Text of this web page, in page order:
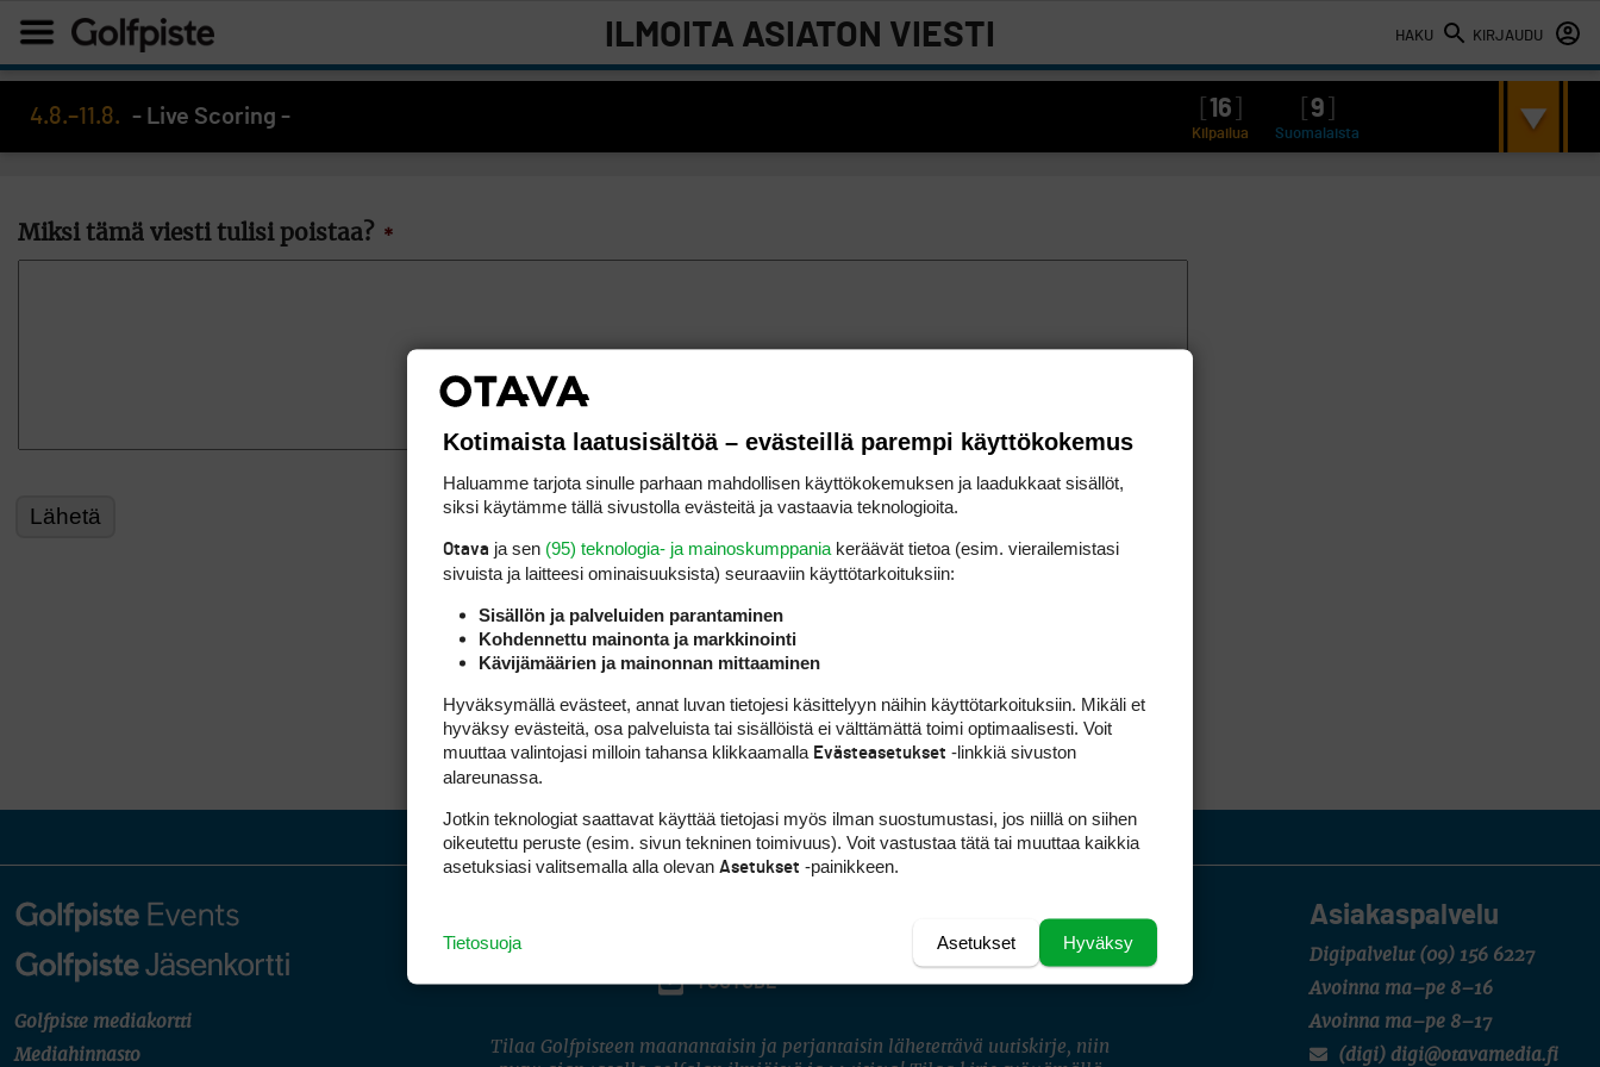
HAKU KIRJAUDU
ILMOITA ASIATON VIESTI
4.8.–11.8. - Live Scoring - 16 9
Kilpailua Suomalaista
Miksi tämä viesti tulisi poistaa? *
Golfpiste mediakortti
Mediahinnasto
Asiakaspalvelu
Digipalvelut (09) 156 6227
Avoinna ma–pe 8–16
Avoinna ma–pe 8–17
(digi) digi@otavamedia.fi
INSTAGRAM
YOUTUBE
Tilaa Golfpisteen maanantaisin ja perjantaisin lähetettävä uutiskirje, niin
Kotimaista laatusisältöä – evästeillä parempi käyttökokemus
Haluamme tarjota sinulle parhaan mahdollisen käyttökokemuksen ja laadukkaat sisällöt,
siksi käytämme tällä sivustolla evästeitä ja vastaavia teknologioita.
Otava ja sen (95) teknologia- ja mainoskumppania keräävät tietoa (esim. vierailemis­tasi
sivuista ja laitteesi ominaisuuk­sista) seuraaviin käyttötarkoituksiin:
Sisällön ja palveluiden parantaminen
Kohdennettu mainonta ja markkinointi
Kävijämäärien ja mainonnan mittaaminen
Hyväksymällä evästeet, annat luvan tietojesi käsittelyyn näihin käyttötarkoituksiin. Mikäli et
hyväksy evästeitä, osa palveluista tai sisällöistä ei välttämättä toimi optimaalisesti. Voit
muuttaa valintojasi milloin tahansa klikkaamalla Evästeasetukset -linkkiä sivuston
alareunassa.
Jotkin teknologiat saattavat käyttää tietojasi myös ilman suostumustasi, jos niillä on siihen
oikeutettu peruste (esim. sivun tekninen toimivuus). Voit vastustaa tätä tai muuttaa kaikkia
asetuksiasi valitsemalla alla olevan Asetukset -painikkeen.
Hyväksy
Asetukset
Tietosuoja